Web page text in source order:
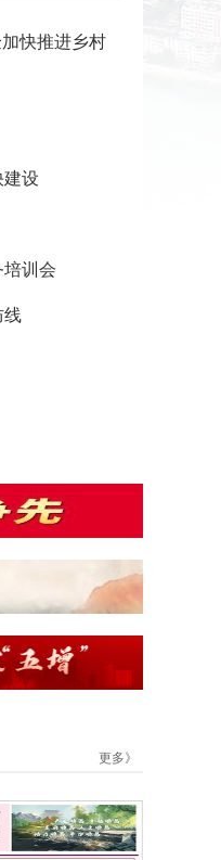
快推进乡村
设
培训会
线
更多》